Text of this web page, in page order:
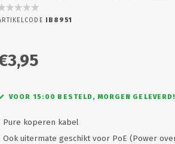
IB8951
VOOR 15:00 BESTELD, MORGEN GELEVERD!
Pure koperen kabel
Ook uitermate geschikt voor PoE (Power